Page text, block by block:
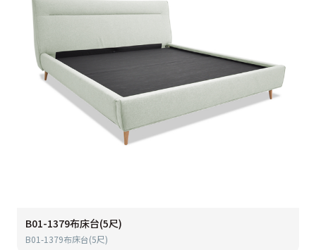
B01-1379布床台(5尺)
B01-1379布床台(5尺)